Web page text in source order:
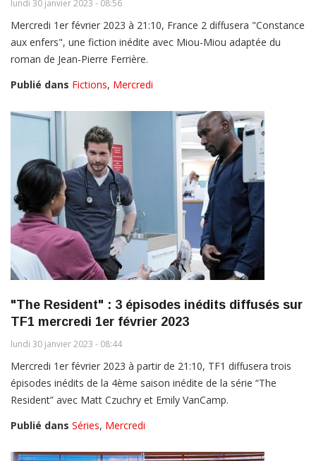
lundi 30 janvier 2023 - 08:56
Mercredi 1er février 2023 à 21:10, France 2 diffusera "Constance
aux enfers", une fiction inédite avec Miou-Miou adaptée du
roman de Jean-Pierre Ferrière.
Publié dans Fictions, Mercredi
"The Resident" : 3 épisodes inédits diffusés sur
TF1 mercredi 1er février 2023
lundi 30 janvier 2023 - 08:44
Mercredi 1er février 2023 à partir de 21:10, TF1 diffusera trois
épisodes inédits de la 4ème saison inédite de la série “The
Resident” avec Matt Czuchry et Emily VanCamp.
Publié dans Séries, Mercredi